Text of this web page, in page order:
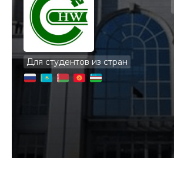
Для студентов из стран